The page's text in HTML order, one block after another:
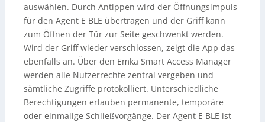
auswählen. Durch Antippen wird der Öffnungsimpuls
für den Agent E BLE übertragen und der Griff kann
zum Öffnen der Tür zur Seite geschwenkt werden.
Wird der Griff wieder verschlossen, zeigt die App das
ebenfalls an. Über den Emka Smart Access Manager
werden alle Nutzerrechte zentral vergeben und
sämtliche Zugriffe protokolliert. Unterschiedliche
Berechtigungen erlauben permanente, temporäre
oder einmalige Schließvorgänge. Der Agent E BLE ist